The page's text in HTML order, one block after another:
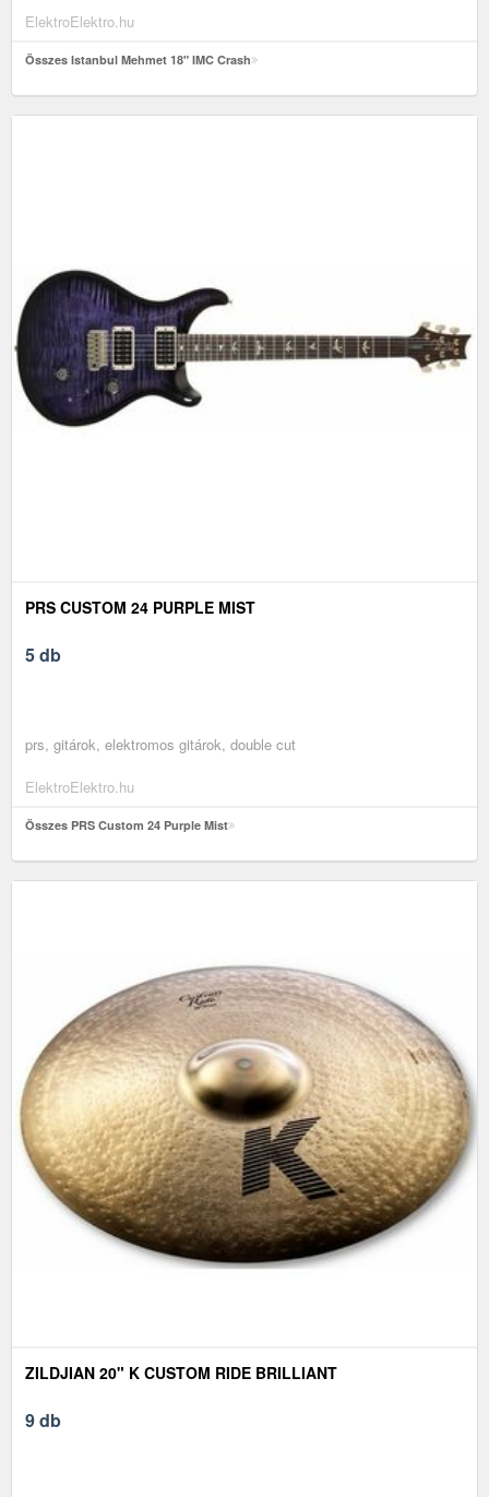
ElektroElektro.hu
Összes Istanbul Mehmet 18" IMC Crash
PRS CUSTOM 24 PURPLE MIST
5 db
prs, gitárok, elektromos gitárok, double cut
ElektroElektro.hu
Összes PRS Custom 24 Purple Mist
ZILDJIAN 20" K CUSTOM RIDE BRILLIANT
9 db